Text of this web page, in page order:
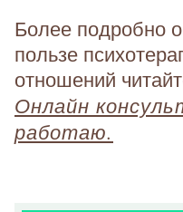
Более подробно
пользе
отношений
Онлайн
работаю.